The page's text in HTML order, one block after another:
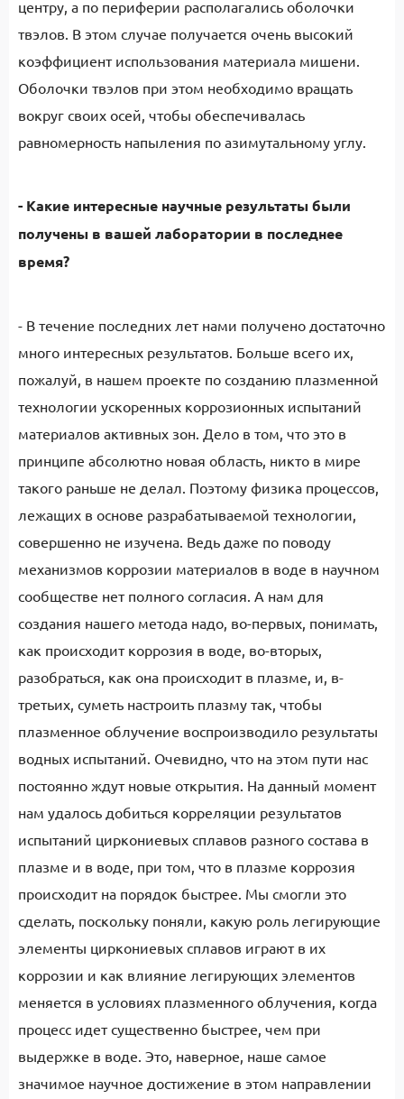
центру, а по периферии располагались оболочки
твэлов. В этом случае получается очень высокий
коэффициент использования материала мишени.
Оболочки твэлов при этом необходимо вращать
вокруг своих осей, чтобы обеспечивалась
равномерность напыления по азимутальному углу.
- Какие интересные научные результаты были
получены в вашей лаборатории в последнее
время?
- В течение последних лет нами получено достаточно
много интересных результатов. Больше всего их,
пожалуй, в нашем проекте по созданию плазменной
технологии ускоренных коррозионных испытаний
материалов активных зон. Дело в том, что это в
принципе абсолютно новая область, никто в мире
такого раньше не делал. Поэтому физика процессов,
лежащих в основе разрабатываемой технологии,
совершенно не изучена. Ведь даже по поводу
механизмов коррозии материалов в воде в научном
сообществе нет полного согласия. А нам для
создания нашего метода надо, во-первых, понимать,
как происходит коррозия в воде, во-вторых,
разобраться, как она происходит в плазме, и, в-
третьих, суметь настроить плазму так, чтобы
плазменное облучение воспроизводило результаты
водных испытаний. Очевидно, что на этом пути нас
постоянно ждут новые открытия. На данный момент
нам удалось добиться корреляции результатов
испытаний циркониевых сплавов разного состава в
плазме и в воде, при том, что в плазме коррозия
происходит на порядок быстрее. Мы смогли это
сделать, поскольку поняли, какую роль легирующие
элементы циркониевых сплавов играют в их
коррозии и как влияние легирующих элементов
меняется в условиях плазменного облучения, когда
процесс идет существенно быстрее, чем при
выдержке в воде. Это, наверное, наше самое
значимое научное достижение в этом направлении